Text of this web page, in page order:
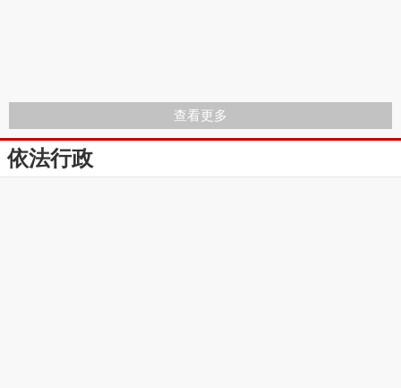
查看更多
依法行政